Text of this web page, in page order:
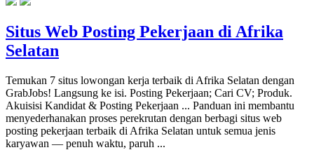
Situs Web Posting Pekerjaan di Afrika
Selatan
Temukan 7 situs lowongan kerja terbaik di Afrika Selatan dengan
GrabJobs! Langsung ke isi. Posting Pekerjaan; Cari CV; Produk.
Akuisisi Kandidat & Posting Pekerjaan ... Panduan ini membantu
menyederhanakan proses perekrutan dengan berbagi situs web
posting pekerjaan terbaik di Afrika Selatan untuk semua jenis
karyawan — penuh waktu, paruh ...